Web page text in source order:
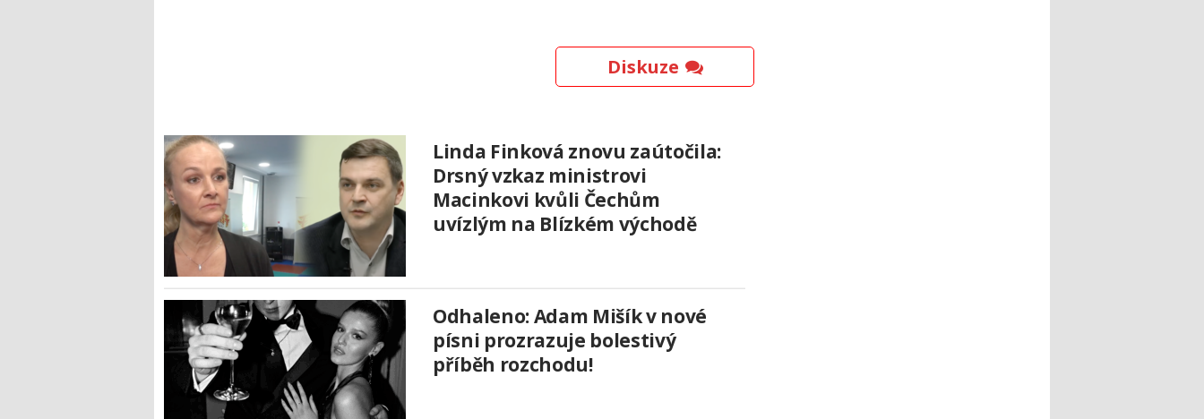
Diskuze
Linda Finková znovu zaútočila:
Drsný vzkaz ministrovi
Macinkovi kvůli Čechům
uvízlým na Blízkém východě
Odhaleno: Adam Mišík v nové
písni prozrazuje bolestivý
příběh rozchodu!